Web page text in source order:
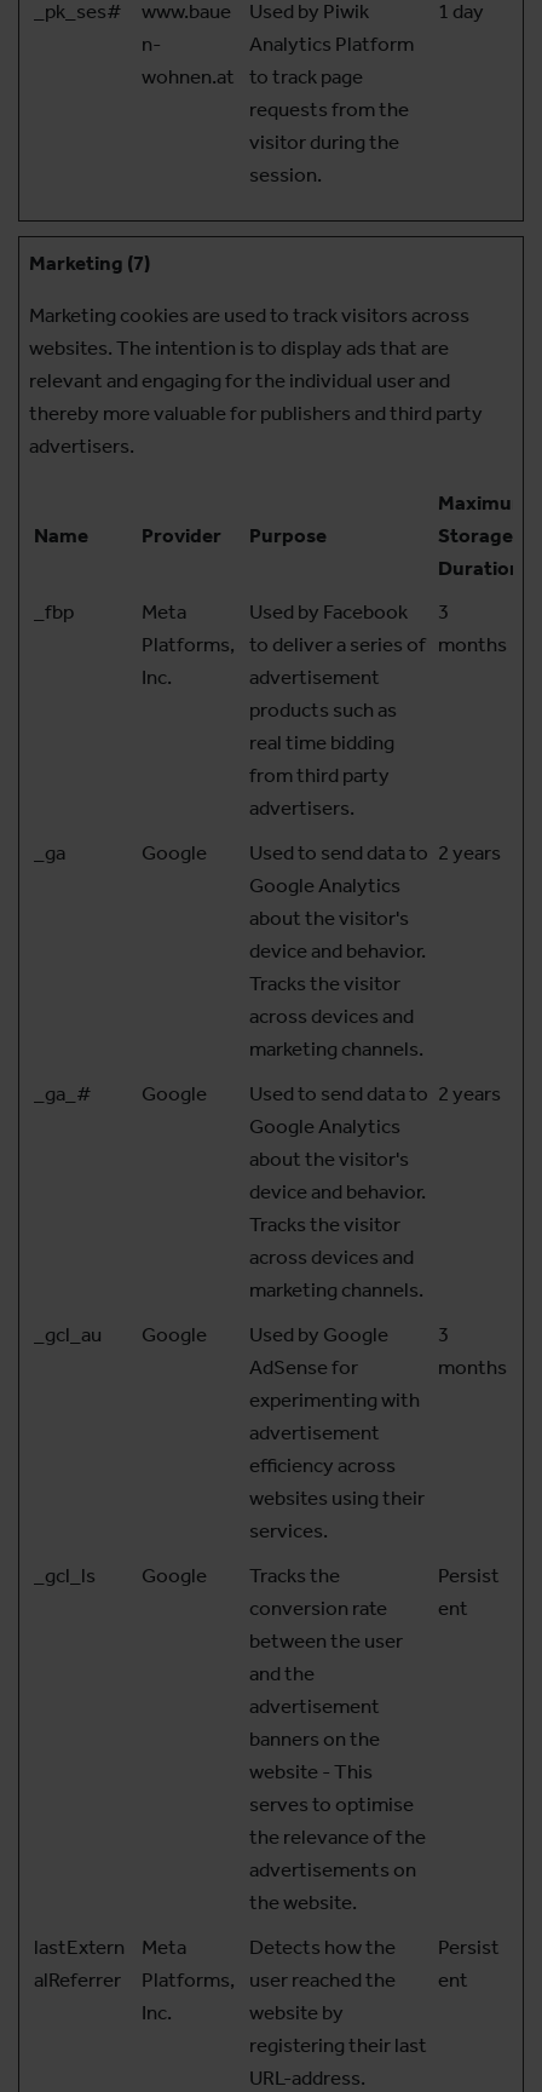
_pk_ses#
www.baue
n-
wohnen.at
Used by Piwik
Analytics Platform
to track page
requests from the
visitor during the
session.
1 day
Marketing (7)
Marketing cookies are used to track visitors across
websites. The intention is to display ads that are
relevant and engaging for the individual user and
thereby more valuable for publishers and third party
advertisers.
Name Provider Purpose
Maximum
Storage
Duration
_fbp
Meta
Platforms,
Inc.
Used by Facebook
to deliver a series of
advertisement
products such as
real time bidding
from third party
advertisers.
3
months
_ga Google
Used to send data to
Google Analytics
about the visitor's
device and behavior.
Tracks the visitor
across devices and
marketing channels.
2 years
_ga_# Google
Used to send data to
Google Analytics
about the visitor's
device and behavior.
Tracks the visitor
across devices and
marketing channels.
2 years
_gcl_au Google
Used by Google
AdSense for
experimenting with
advertisement
efficiency across
websites using their
services.
3
months
_gcl_ls Google
Tracks the
conversion rate
between the user
and the
advertisement
banners on the
website - This
serves to optimise
the relevance of the
advertisements on
the website.
Persist
ent
lastExtern
alReferrer
Meta
Platforms,
Inc.
Detects how the
user reached the
website by
registering their last
URL-address.
Persist
ent